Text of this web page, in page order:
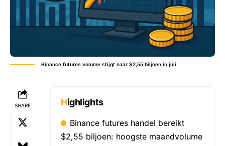
Binance futures volume stijgt naar $2,55 biljoen in juli
SHARE Highlights
Binance futures handel bereikt
$2,55 biljoen: hoogste maandvolume